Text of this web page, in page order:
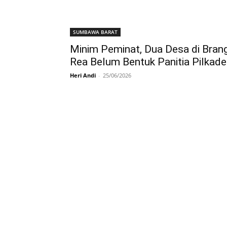
SUMBAWA BARAT
Minim Peminat, Dua Desa di
Rea Belum Bentuk Panitia
Heri Andi - 25/06/2026